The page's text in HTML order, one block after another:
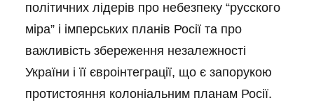
політичних лідерів про небезпеку “русского
міра” і імперських планів Росії та про
важливість збереження незалежності
України і її євроінтеграції, що є запорукою
протистояння колоніальним планам Росії.